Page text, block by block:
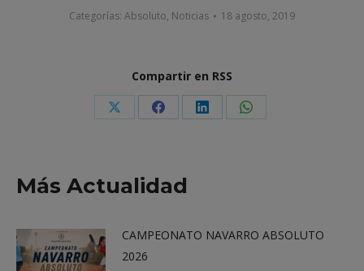
Categorías: Absoluto, Noticias 18 agosto, 2019
Compartir en RSS
Share Share Share Share
Más Actualidad
CAMPEONATO NAVARRO ABSOLUTO
2026